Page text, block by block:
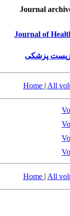
Journal
Journal of
زیست پزشکی
Home | All
Home | All